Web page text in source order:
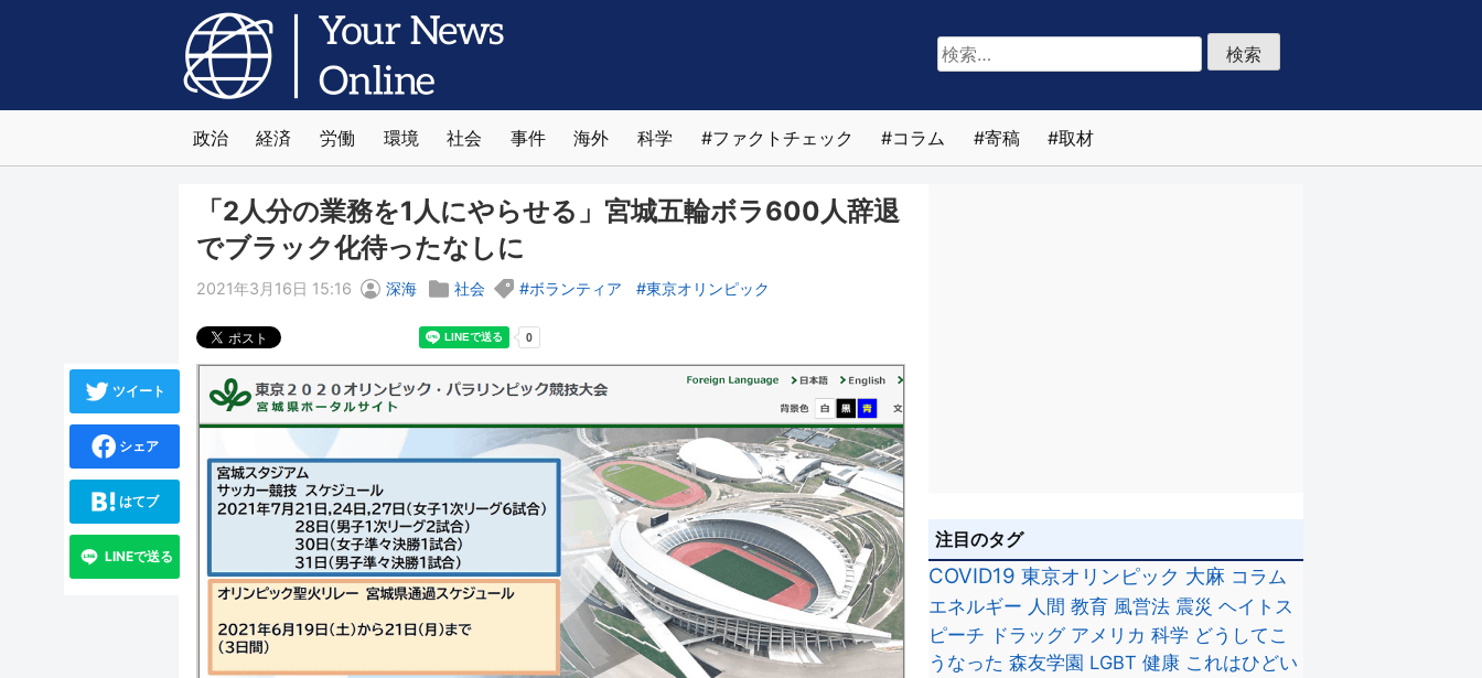
検
索:
政治 経済 労働 環境 社会 事件 海外 科学 ファクトチェック コラム 寄稿 取材
「2人分の業務を1人にやらせる」宮城五輪ボラ600人辞退
でブラック化待ったなしに
2021年3月16日 15:16 深海 社会 ボランティア 東京オリンピック
ツイート
シェア
はてブ
LINEで送る
注目のタグ
COVID19 東京オリンピック 大麻 コラム
エネルギー 人間 教育 風営法 震災 ヘイトス
ピーチ ドラッグ アメリカ 科学 どうしてこ
うなった 森友学園 LGBT 健康 これはひどい